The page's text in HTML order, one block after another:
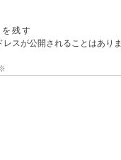
残す
レスが公開されることはありま